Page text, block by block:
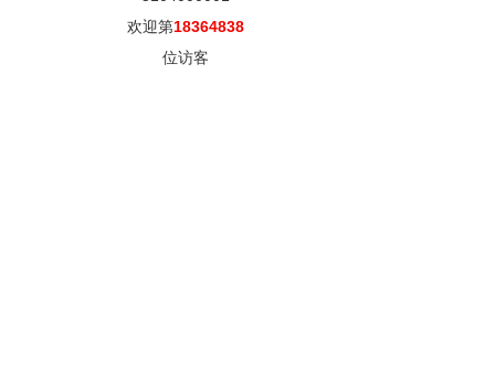
欢迎第18364838
位访客